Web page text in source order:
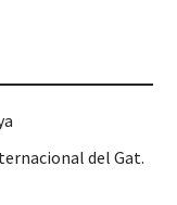
del Gat.